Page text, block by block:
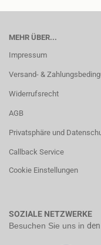
MEHR ÜBER...
Impressum
Versand- &
Widerrufsrecht
AGB
Privatsphäre und
Callback Service
Cookie Einstellungen
SOZIALE NETZWERKE
Besuchen Sie uns in